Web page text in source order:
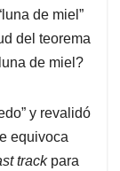
de miel”
del teorema
de miel?
y revalidó
equivoca
trackpara